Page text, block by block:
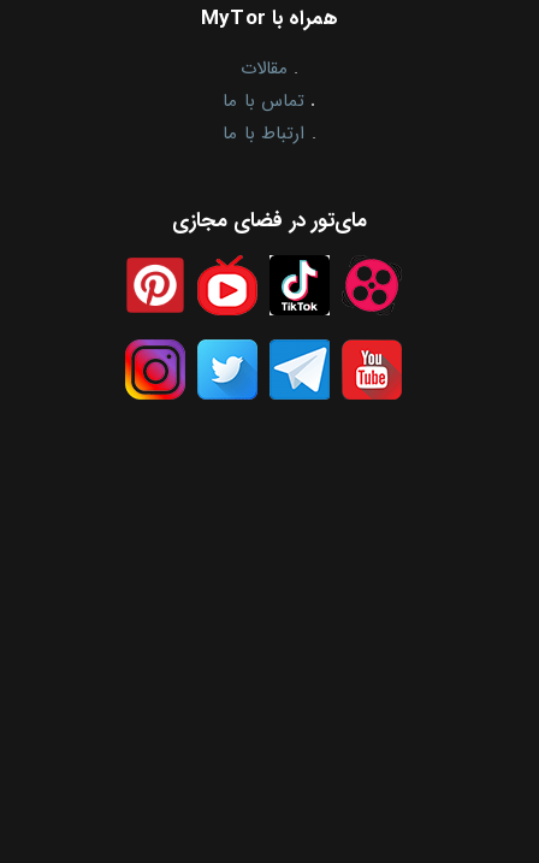
همراه با MyTor
. مقالات
. تماس با ما
. ارتباط با ما
مای‌تور در فضای مجازی